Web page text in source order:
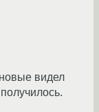
видел